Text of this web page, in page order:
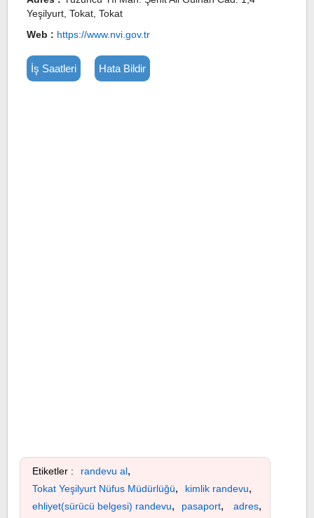
Yeşilyurt, Tokat, Tokat
Web : https://www.nvi.gov.tr
İş Saatleri Hata Bildir
Etiketler : randevu al,
Tokat Yeşilyurt Nüfus Müdürlüğü, kimlik randevu,
ehliyet(sürücü belgesi) randevu, pasaport, adres,